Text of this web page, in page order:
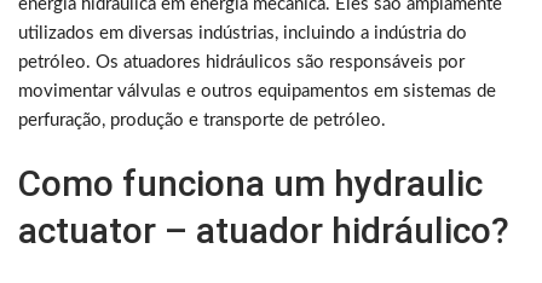
energia hidráulica em energia mecânica. Eles são amplamente
utilizados em diversas indústrias, incluindo a indústria do
petróleo. Os atuadores hidráulicos são responsáveis por
movimentar válvulas e outros equipamentos em sistemas de
perfuração, produção e transporte de petróleo.
Como funciona um hydraulic
actuator – atuador hidráulico?